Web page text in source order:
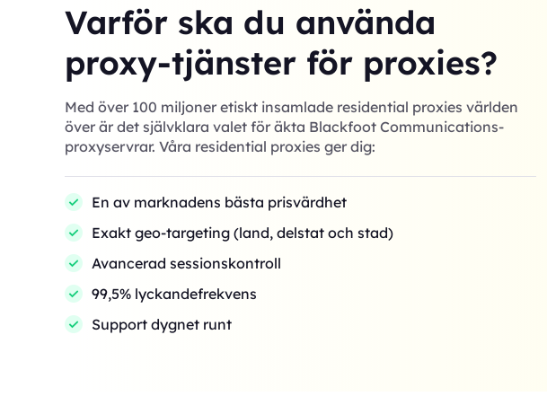
Varför ska du använda
proxy-tjänster för proxies?
Med över 100 miljoner etiskt insamlade residential proxies världen
över är det självklara valet för äkta Blackfoot Communications-
proxyservrar. Våra residential proxies ger dig:
En av marknadens bästa prisvärdhet
Exakt geo-targeting (land, delstat och stad)
Avancerad sessionskontroll
99,5% lyckandefrekvens
Support dygnet runt